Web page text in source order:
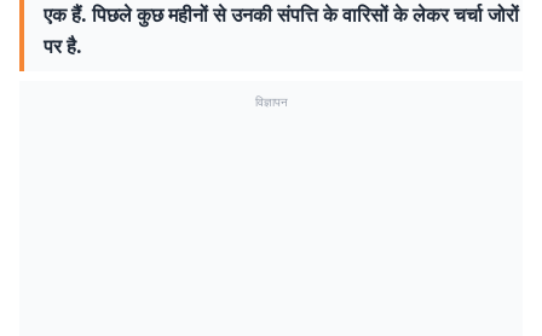
एक हैं. पिछले कुछ महीनों से उनकी संपत्ति के वारिसों के लेकर चर्चा जोरों
पर है.
विज्ञापन